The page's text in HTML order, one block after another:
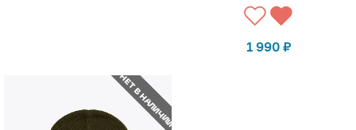
1 990 ₽
НЕТ В НАЛИЧИИ